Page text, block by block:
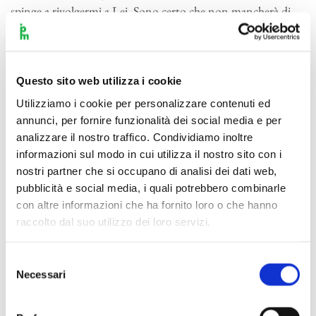
Questo sito web utilizza i cookie
Utilizziamo i cookie per personalizzare contenuti ed
annunci, per fornire funzionalità dei social media e per
analizzare il nostro traffico. Condividiamo inoltre
informazioni sul modo in cui utilizza il nostro sito con i
nostri partner che si occupano di analisi dei dati web,
pubblicità e social media, i quali potrebbero combinarle
con altre informazioni che ha fornito loro o che hanno
raccolto dal suo utilizzo dei loro servizi.
delNecessari
spinge a rivolgermi a Lei. Sono certo che non mancherà di
adoperarsi per un artista che ha vissuto sapendo quanto il
respingerà la mia preghiera di aiuto. Una Sua parola darebbe
all’animo mio un senso di completezza e beatitudine. Con la
più illimitata stima, Beethoven”.
Goethe non si degnò nemmeno di rispondere.
Ed ecco uno stralcio dalle due liriche di Goethe.
“Calma fonda sopra l’acque,